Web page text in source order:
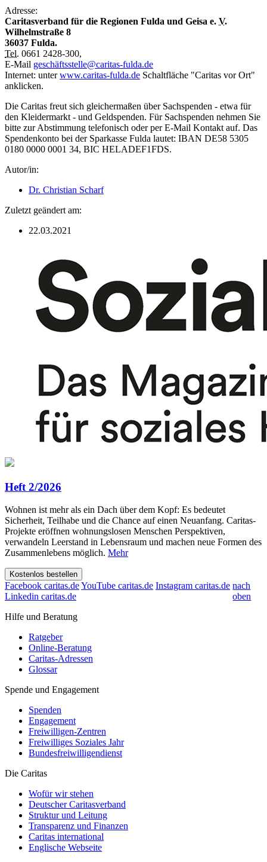
Adresse:
Caritasverband für die Regionen Fulda und Geisa e. V.
Wilhelmstraße 8
36037 Fulda.
Tel. 0661 2428-300,
E-Mail geschäftsstelle@caritas-fulda.de
Internet: unterwww.caritas-fulda.de Schaltfläche "Caritas vor Ort"
anklicken.
Die Caritas freut sich gleichermaßen über Sachspenden - etwa für
den Kleidermarkt - und Geldspenden. Für Sachspenden nehmen Sie
bitte zur Abstimmung telefonisch oder per E-Mail Kontakt auf. Das
Spendenkonto bei der Sparkasse Fulda lautet: IBAN DE58 5305
0180 0000 0001 34, BIC HELADEF1FDS.
Autor/in:
Dr. Christian Scharf
Zuletzt geändert am:
22.03.2021
Heft 2/2026
Wohnen ist mehr als ein Dach über dem Kopf: Es bedeutet
Sicherheit, Teilhabe und die Chance auf einen Neuanfang. Caritas-
Projekte eröffnen wohnungslosen Menschen Perspektiven,
verwandeln Leerstand in Lebensraum und machen neue Formen des
Zusammenlebens möglich. Mehr
Kostenlos bestellen
Facebook caritas.deYouTube caritas.de Instagram caritas.de
Linkedin caritas.de
nach
oben
Hilfe und Beratung
Ratgeber
Online-Beratung
Caritas-Adressen
Glossar
Spende und Engagement
Spenden
Engagement
Freiwilligen-Zentren
Freiwilliges Soziales Jahr
Bundesfreiwilligendienst
Die Caritas
Wofür wir stehen
Deutscher Caritasverband
Struktur und Leitung
Transparenz und Finanzen
Caritas international
Englische Webseite